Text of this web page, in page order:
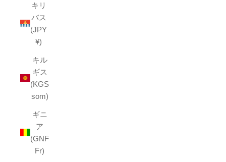
キリ
バス
(JPY
¥)
キル
ギス
(KGS
som)
ギニ
ア
(GNF
Fr)